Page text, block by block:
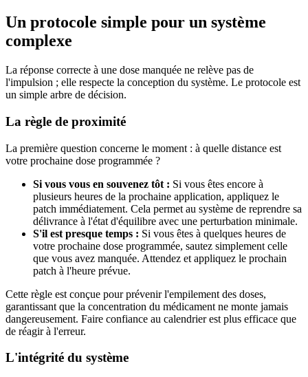
Un protocole simple pour un système
complexe
La réponse correcte à une dose manquée ne relève pas de
l'impulsion ; elle respecte la conception du système. Le protocole est
un simple arbre de décision.
La règle de proximité
La première question concerne le moment : à quelle distance est
votre prochaine dose programmée ?
Si vous vous en souvenez tôt : Si vous êtes encore à
plusieurs heures de la prochaine application, appliquez le
patch immédiatement. Cela permet au système de reprendre sa
délivrance à l'état d'équilibre avec une perturbation minimale.
S'il est presque temps : Si vous êtes à quelques heures de
votre prochaine dose programmée, sautez simplement celle
que vous avez manquée. Attendez et appliquez le prochain
patch à l'heure prévue.
Cette règle est conçue pour prévenir l'empilement des doses,
garantissant que la concentration du médicament ne monte jamais
dangereusement. Faire confiance au calendrier est plus efficace que
de réagir à l'erreur.
L'intégrité du système